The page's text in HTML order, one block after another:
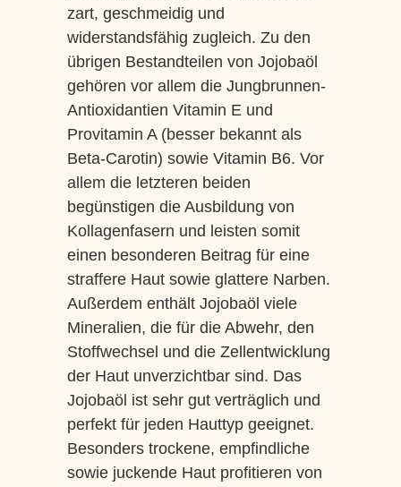
zart, geschmeidig und
widerstandsfähig zugleich. Zu den
übrigen Bestandteilen von Jojobaöl
gehören vor allem die Jungbrunnen-
Antioxidantien Vitamin E und
Provitamin A (besser bekannt als
Beta-Carotin) sowie Vitamin B6. Vor
allem die letzteren beiden
begünstigen die Ausbildung von
Kollagenfasern und leisten somit
einen besonderen Beitrag für eine
straffere Haut sowie glattere Narben.
Außerdem enthält Jojobaöl viele
Mineralien, die für die Abwehr, den
Stoffwechsel und die Zellentwicklung
der Haut unverzichtbar sind. Das
Jojobaöl ist sehr gut verträglich und
perfekt für jeden Hauttyp geeignet.
Besonders trockene, empfindliche
sowie juckende Haut profitieren von